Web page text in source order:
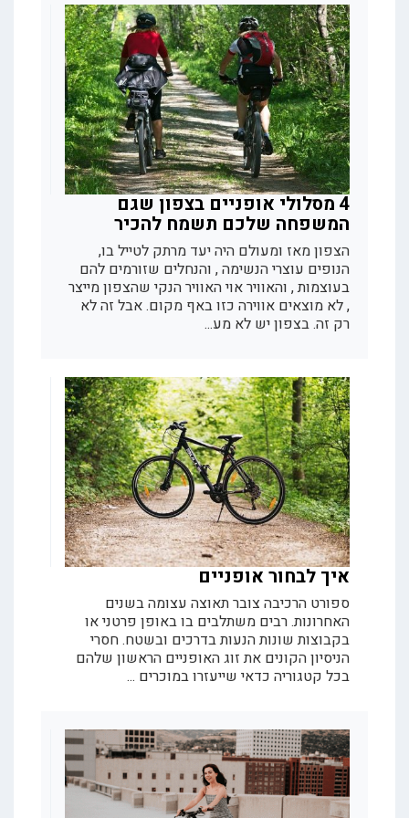
4 מסלולי אופניים בצפון שגם
המשפחה שלכם תשמח להכיר
הצפון מאז ומעולם היה יעד מרתק לטייל בו,
הנופים עוצרי הנשימה , והנחלים שזורמים להם
בעוצמות , והאוויר אוי האוויר הנקי שהצפון מייצר
, לא מוצאים אווירה כזו באף מקום. אבל זה לא
רק זה. בצפון יש לא מע...
איך לבחור אופניים
ספורט הרכיבה צובר תאוצה עצומה בשנים
האחרונות. רבים משתלבים בו באופן פרטני או
בקבוצות שונות הנעות בדרכים ובשטח. חסרי
הניסיון הקונים את זוג האופניים הראשון שלהם
בכל קטגוריה כדאי שייעזרו במוכרים ...